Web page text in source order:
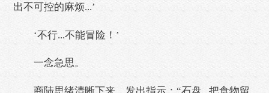
出不可控的麻烦...’
‘不行...不能冒险！’
一念急思。